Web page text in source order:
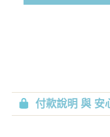
付款說明 與 安